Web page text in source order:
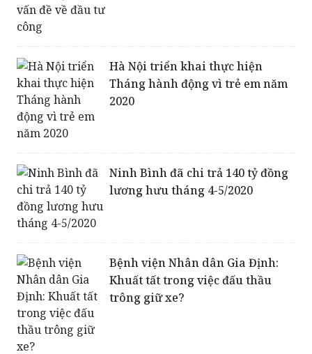
Hà Nội triển khai thực hiện
Tháng hành động vì trẻ em năm
2020
Ninh Bình đã chi trả 140 tỷ đồng
lương hưu tháng 4-5/2020
Bệnh viện Nhân dân Gia Định:
Khuất tất trong việc đấu thầu
trông giữ xe?